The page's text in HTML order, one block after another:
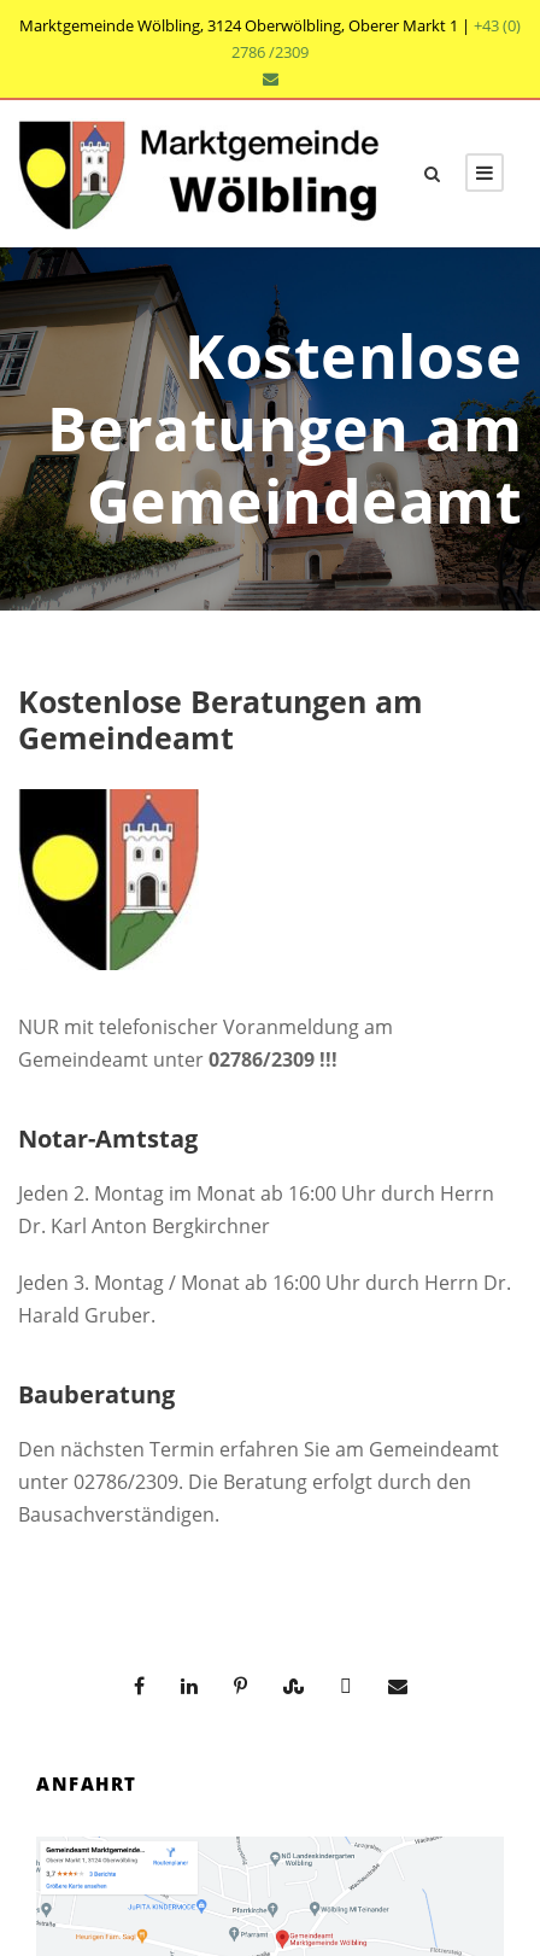
Marktgemeinde Wölbling, 3124 Oberwölbling, Oberer Markt 1 | +43 (0)
2786 /2309
Kostenlose
Beratungen am
Gemeindeamt
Kostenlose Beratungen am
Gemeindeamt
NUR mit telefonischer Voranmeldung am
Gemeindeamt unter02786/2309 !!!
Notar-Amtstag
Jeden 2. Montag im Monat ab 16:00 Uhr durch Herrn
Dr. Karl Anton Bergkirchner
Jeden 3. Montag / Monat ab 16:00 Uhr durch Herrn Dr.
Harald Gruber.
Bauberatung
Den nächsten Termin erfahren Sie am Gemeindeamt
unter 02786/2309. Die Beratung erfolgt durch den
Bausachverständigen.
ANFAHRT